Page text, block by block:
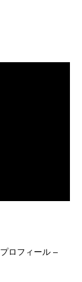
ロフィール –